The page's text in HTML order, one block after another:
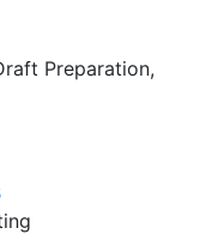
Preparation